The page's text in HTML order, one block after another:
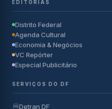
EDITORIAS
Distrito Federal
Agenda Cultural
Economia & Negócios
VC Repórter
Especial Publicitário
SERVIÇOS DO DF
Detran DF